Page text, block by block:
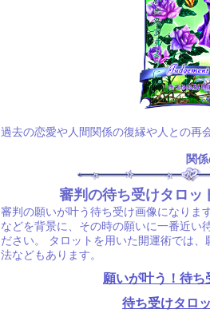
過去の恋愛や人間関係の復縁や人との再
関
審判の待ち受けタロッ
審判の願いが叶う待ち受け画像になりま
などを背景に、その時の願いに一番近い
ださい。 タロットを用いた開運術では
法などもあります。
願いが叶う！待ち
待ち受けタロ